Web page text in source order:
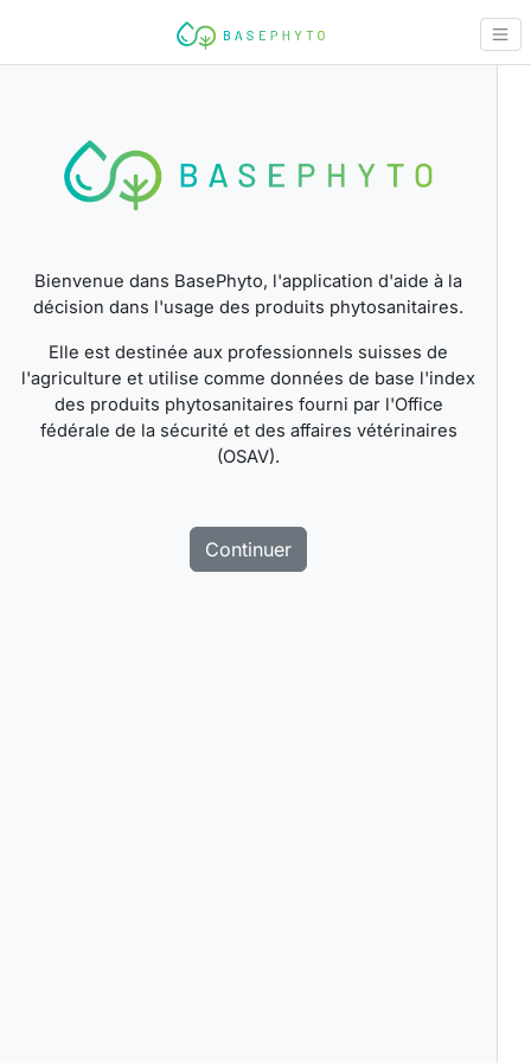
Bienvenue dans BasePhyto, l'application d'aide à la
décision dans l'usage des produits phytosanitaires.
Elle est destinée aux professionnels suisses de
l'agriculture et utilise comme données de base l'index
des produits phytosanitaires fourni par l'Office
fédérale de la sécurité et des affaires vétérinaires
(OSAV).
Continuer